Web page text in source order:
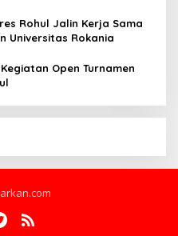
Rohul Jalin Kerja Sama
Universitas Rokania
Open Turnamen